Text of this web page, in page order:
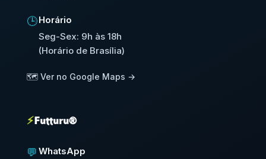
🕒Horário
Seg-Sex: 9h às 18h
(Horário de Brasília)
🗺️ Ver no Google Maps →
⚡Futturu®
💬 WhatsApp